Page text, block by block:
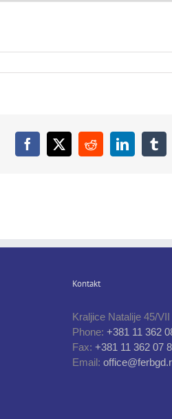
Facebook
X RedditLinkedIn
Kontakt
Kraljice Natalije 45/VII
Phone: +381 11 362
Fax: +381 11 362 07
Email: